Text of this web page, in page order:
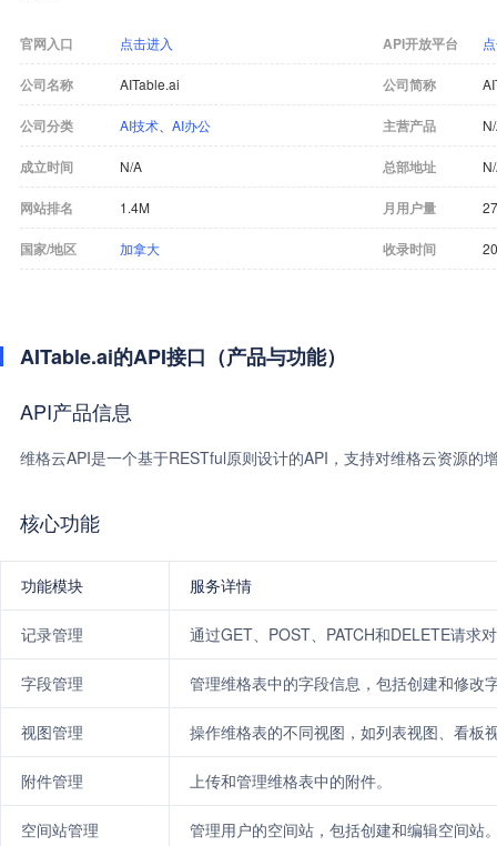
官网入口 点击进入 API开放平台
公司名称 AITable.ai 公司简称
公司分类 AI技术 AI办公 主营产品
成立时间 N/A 总部地址
网站排名 1.4M 月用户量
国家/地区 加拿大 收录时间
AITable.ai的API接口（产品与功能）
API产品信息
维格云API是一个基于RESTful原则设计的API，支持对维格云资源
核心功能
功能模块 服务详情
记录管理 通过GET、POST、PATCH和DELETE请求
字段管理 管理维格表中的字段信息，包括创建和修改
视图管理 操作维格表的不同视图，如列表视图、看板
附件管理 上传和管理维格表中的附件。
空间站管理 管理用户的空间站，包括创建和编辑空间站